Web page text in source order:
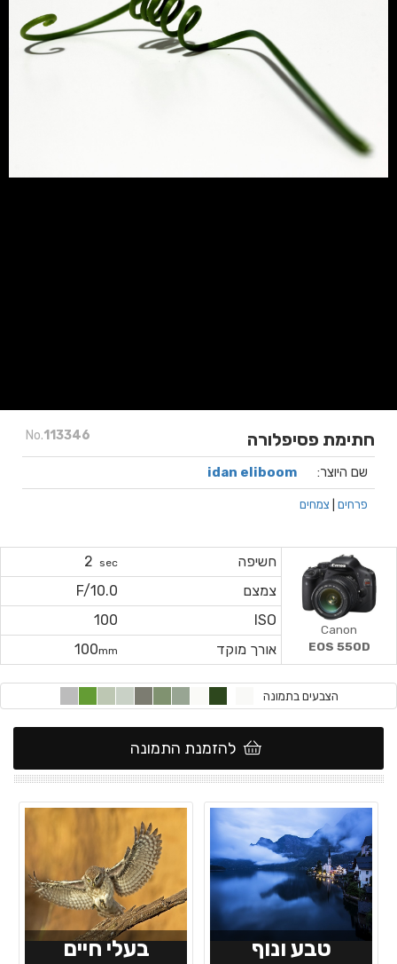
No.113346 חתימת פסיפלורה
שם היוצר: idan eliboom
פרחים צמחים
חשיפה sec
2
צמצם
F/10.0
ISO
100
אורך מוקד
100mm
Canon
EOS 550D
הצבעים בתמונה
להזמנת התמונה
טבע ונוף בעלי חיים